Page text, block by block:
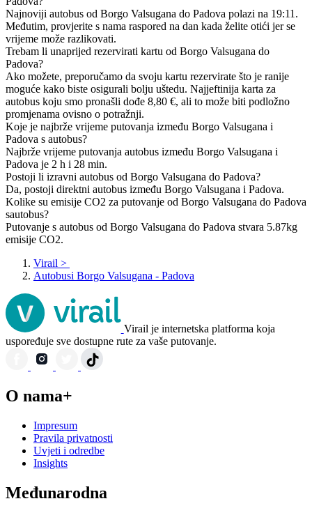
Najnoviji autobus od Borgo Valsugana do Padova polazi na 19:11.
Međutim, provjerite s nama raspored na dan kada želite otići jer se
vrijeme može razlikovati.
Trebam li unaprijed rezervirati kartu od Borgo Valsugana do
Padova?
Ako možete, preporučamo da svoju kartu rezervirate što je ranije
moguće kako biste osigurali bolju uštedu. Najjeftinija karta za
autobus koju smo pronašli dođe 8,80 €, ali to može biti podložno
promjenama ovisno o potražnji.
Koje je najbrže vrijeme putovanja između Borgo Valsugana i
Padova s autobus?
Najbrže vrijeme putovanja autobus između Borgo Valsugana i
Padova je 2 h i 28 min.
Postoji li izravni autobus od Borgo Valsugana do Padova?
Da, postoji direktni autobus između Borgo Valsugana i Padova.
Kolike su emisije CO2 za putovanje od Borgo Valsugana do Padova
sautobus?
Putovanje s autobus od Borgo Valsugana do Padova stvara 5.87kg
emisije CO2.
Virail >
Autobusi Borgo Valsugana - Padova
Virail je internetska platforma koja
uspoređuje sve dostupne rute za vaše putovanje.
O nama+
Impresum
Pravila privatnosti
Uvjeti i odredbe
Insights
Međunarodna